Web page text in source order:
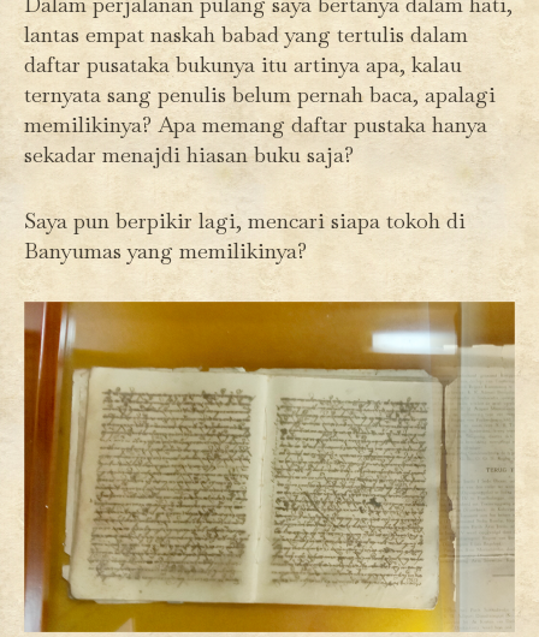
lantas empat naskah babad yang tertulis dalam
daftar pusataka bukunya itu artinya apa, kalau
ternyata sang penulis belum pernah baca, apalagi
memilikinya? Apa memang daftar pustaka hanya
sekadar menajdi hiasan buku saja?
Saya pun berpikir lagi, mencari siapa tokoh di
Banyumas yang memilikinya?